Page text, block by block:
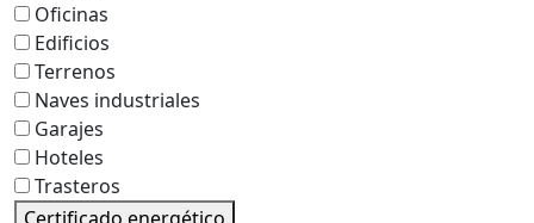
Oficinas
Edificios
Terrenos
Naves industriales
Garajes
Hoteles
Trasteros